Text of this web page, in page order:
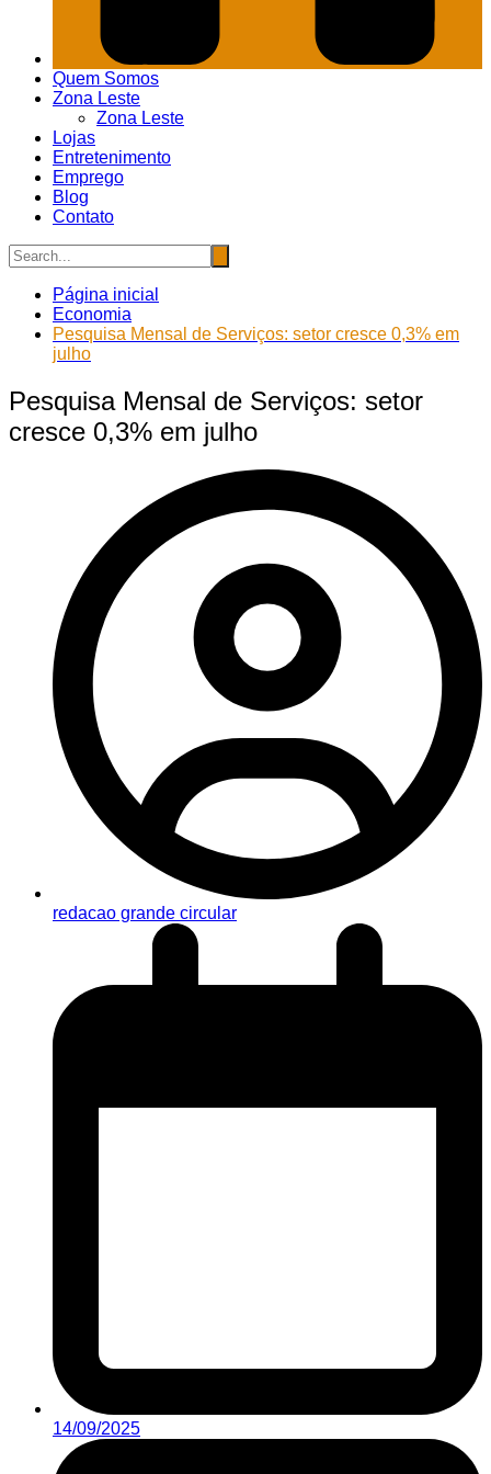
Quem Somos
Zona Leste
Zona Leste
Lojas
Entretenimento
Emprego
Blog
Contato
Página inicial
Economia
Pesquisa Mensal de Serviços: setor cresce 0,3% em
julho
Pesquisa Mensal de Serviços: setor
cresce 0,3% em julho
redacao grande circular
14/09/2025